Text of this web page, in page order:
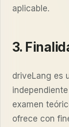
aplicable.
3.
driveLang es
examen
ofrece con